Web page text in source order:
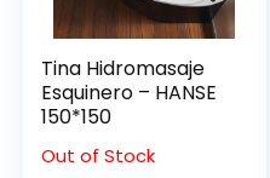
Tina Hidromasaje
Esquinero – HANSE
150*150
Out of Stock